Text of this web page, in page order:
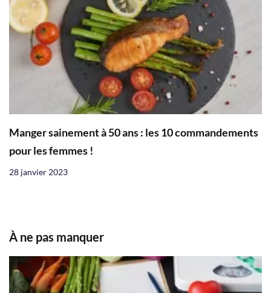
Manger sainement à 50 ans : les 10 commandements
pour les femmes !
28 janvier 2023
À ne pas manquer